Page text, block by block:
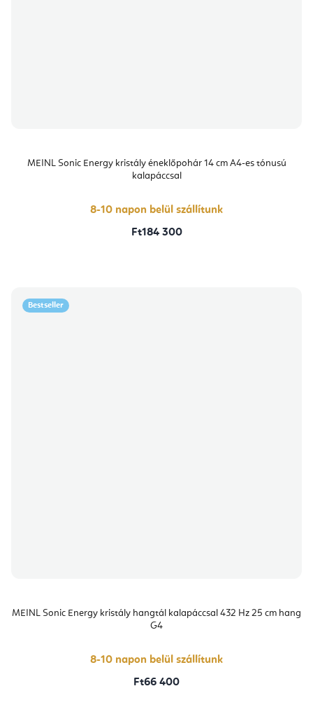
MEINL Sonic Energy kristály éneklőpohár 14 cm A4-es tónusú
kalapáccsal
8-10 napon belül szállítunk
Ft184 300
Bestseller
MEINL Sonic Energy kristály hangtál kalapáccsal 432 Hz 25 cm hang
G4
8-10 napon belül szállítunk
Ft66 400